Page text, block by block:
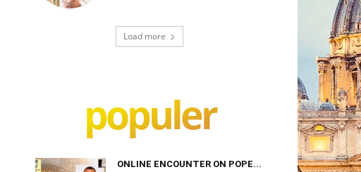
Load more
populer
ONLINE ENCOUNTER ON POPE...